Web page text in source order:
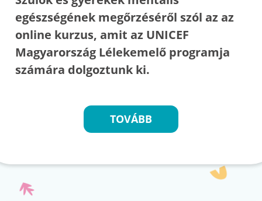
egészségének megőrzéséről szól az az
online kurzus, amit az UNICEF
Magyarország Lélekemelő programja
számára dolgoztunk ki.
TOVÁBB